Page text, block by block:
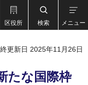
区役所 検索 メニュー
更新日 2025年11月26日
たな国際枠